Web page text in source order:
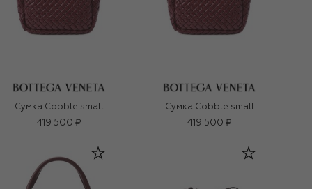
Сумка Cobble small
419 500 ₽
Сумка Cobble small
419 500 ₽